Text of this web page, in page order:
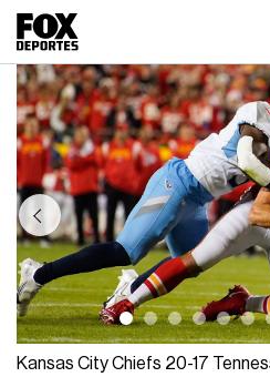
Previous
Kansas City Chiefs 20-17